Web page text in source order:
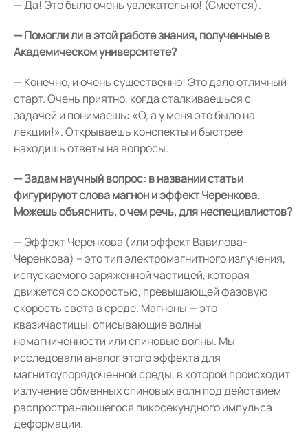
— Да! Это было очень увлекательно! (Смеется).
— Помогли ли в этой работе знания, полученные в
Академическом университете?
— Конечно, и очень существенно! Это дало отличный
старт. Очень приятно, когда сталкиваешься с
задачей и понимаешь: «О, а у меня это было на
лекции!». Открываешь конспекты и быстрее
находишь ответы на вопросы.
— Задам научный вопрос: в названии статьи
фигурируют слова магнон и эффект Черенкова.
Можешь объяснить, о чем речь, для неспециалистов?
— Эффект Черенкова (или эффект Вавилова-
Черенкова) – это тип электромагнитного излучения,
испускаемого заряженной частицей, которая
движется со скоростью, превышающей фазовую
скорость света в среде. Магноны — это
квазичастицы, описывающие волны
намагниченности или спиновые волны. Мы
исследовали аналог этого эффекта для
магнитоупорядоченной среды, в которой происходит
излучение обменных спиновых волн под действием
распространяющегося пикосекундного импульса
деформации.